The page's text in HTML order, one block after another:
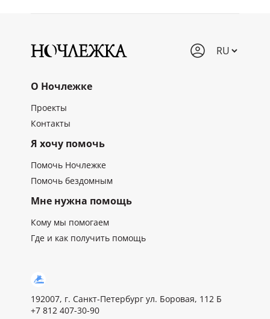
О Ночлежке
Проекты
Контакты
Я хочу помочь
Помочь Ночлежке
Помочь бездомным
Мне нужна помощь
Кому мы помогаем
Где и как получить помощь
192007, г. Санкт-Петербург ул. Боровая, 112 Б
+7 812 407-30-90